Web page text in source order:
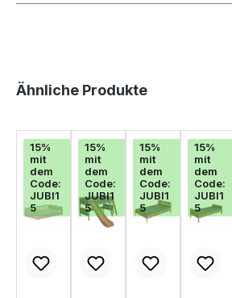
Produktgalerie überspringen
Ähnliche Produkte
15%
mit
dem
Code:
JUBI1
5
15%
mit
dem
Code:
JUBI1
5
15%
mit
dem
Code:
JUBI1
5
15%
mit
dem
Code:
JUBI1
5